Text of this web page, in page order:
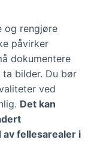
og rengjøre
påvirker
dokumentere
bilder. Du bør
ved
Det kan
fellesarealer i